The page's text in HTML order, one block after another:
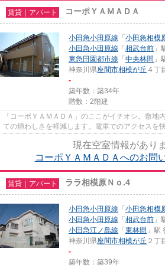
賃貸｜アパート コーポＹＡＭＡＤＡ
小田急小田原線 「 小田急相模
小田急小田原線 「 相武台前 」
東急田園都市線 「 中央林間 」
神奈川県座間市相模が丘 ４丁
-
築年数：築34年
階数：2階建
「コーポＹＡＭＡＤＡ」のここがイチオシ。敷地
ての煩わしさを軽減します。電車でのアクセスを
現在空室情報があり
コーポＹＡＭＡＤＡへのお問
賃貸｜アパート ララ相模原Ｎｏ.4
小田急小田原線 「 小田急相模
小田急小田原線 「 相武台前 」
小田急江ノ島線 「 東林間 」駅
神奈川県座間市相模が丘 ２丁
-
築年数：築39年